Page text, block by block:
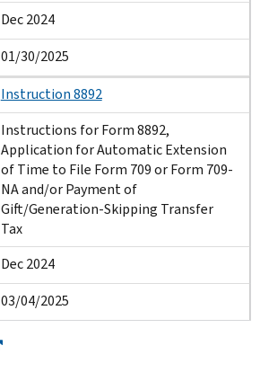
Dec 2024
01/30/2025
Instruction 8892
Instructions for Form 8892,
Application for Automatic Extension
of Time to File Form 709 or Form 709-
NA and/or Payment of
Gift/Generation-Skipping Transfer
Tax
Dec 2024
03/04/2025